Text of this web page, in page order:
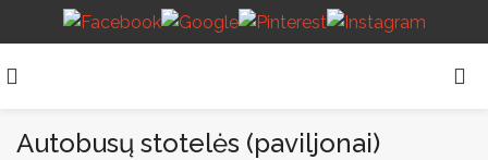
Autobusų stotelės (paviljonai)